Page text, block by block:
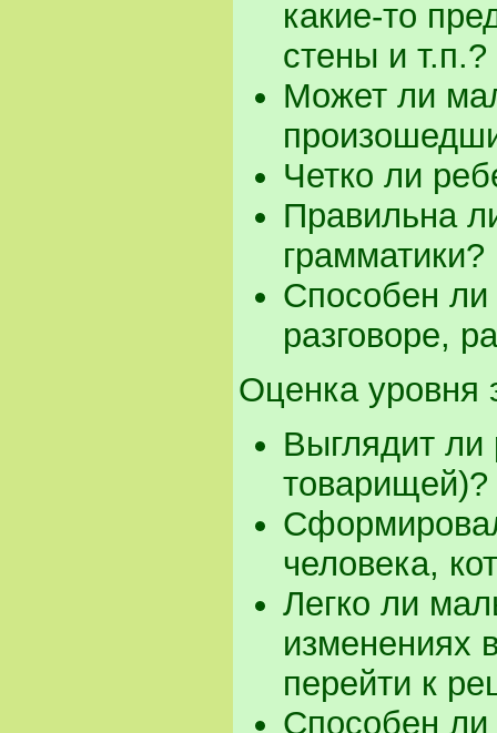
какие-то
стены и т.п.?
Может ли
Четко ли
Правильна
грамматики?
Способен ли
разговоре,
Оценка уровня
Выглядит
товарищей)?
человека,
Легко ли
изменениях
перейти к
Способен ли